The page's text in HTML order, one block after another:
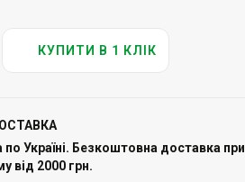
КУПИТИ В 1 КЛІК
Україні. Безкоштовна доставка при
від 2000 грн.